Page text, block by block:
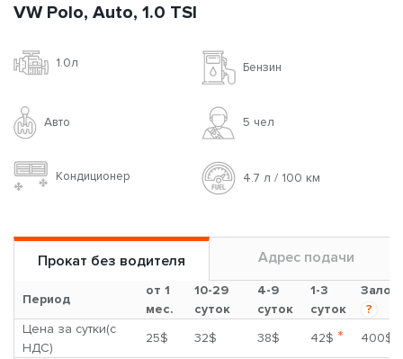
VW Polo, Auto, 1.0 TSI
1.0л Бензин
Авто 5 чел
Кондиционер 4.7 л / 100 км
Прокат без водителя Адрес подачи
Период
от 1
мес.
10-29
суток
4-9
суток
1-3
суток
Залог
?
Цена за сутки(с
НДС)
25$ 32$ 38$ 42$ *
400$